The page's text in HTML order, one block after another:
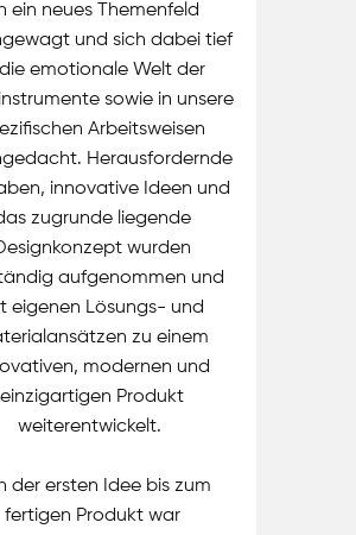
ein neues Themenfeld
und sich dabei tief
emotionale Welt der
sowie in unsere
Arbeitsweisen
Herausfordernde
innovative Ideen und
zugrunde liegende
wurden
aufgenommen und
eigenen Lösungs- und
zu einem
modernen und
einzigartigen Produkt
weiterentwickelt.
der ersten Idee bis zum
fertigen Produkt war